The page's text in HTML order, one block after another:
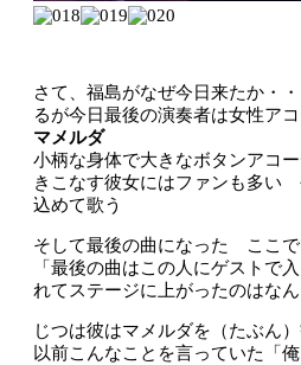
さて、福島がなぜ今日来たか・
るが今日最後の演奏者は女性ア
マメルダ
小柄な身体で大きなボタンアコ
きこなす彼女にはファンも多い
込めて歌う
そして最後の曲になった ここ
「最後の曲はこの人にゲスト
れてステージに上がったのはなん
じつは彼はマメルダを（たぶん
以前こんなことを言っていた「